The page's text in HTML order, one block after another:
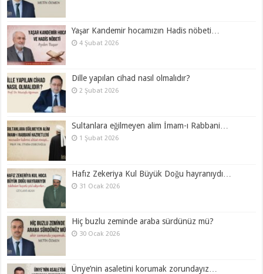
Yaşar Kandemir hocamızın Hadis nöbeti…
4 Şubat 2026
Dille yapılan cihad nasıl olmalıdır?
2 Şubat 2026
Sultanlara eğilmeyen alim İmam-ı Rabbani…
1 Şubat 2026
Hafız Zekeriya Kul Büyük Doğu hayranıydı…
31 Ocak 2026
Hiç buzlu zeminde araba sürdünüz mü?
30 Ocak 2026
Ünye’nin asaletini korumak zorundayız…